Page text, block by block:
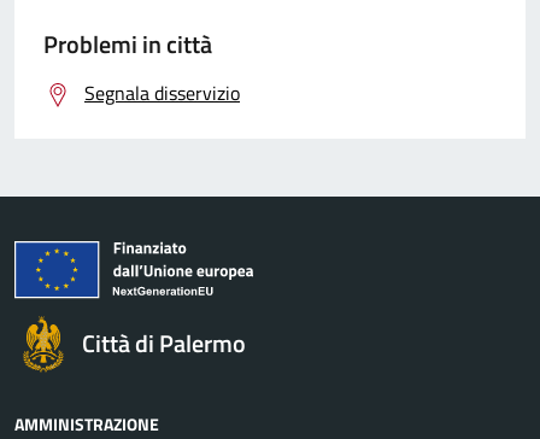
Problemi in città
Segnala disservizio
Città di Palermo
AMMINISTRAZIONE